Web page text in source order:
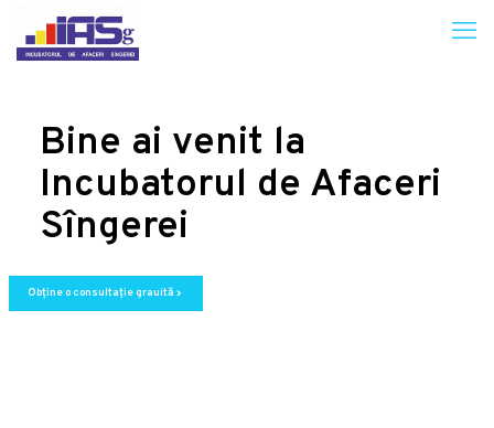
Bine ai venit la
Incubatorul de Afaceri
Sîngerei
Obține o consultație grauită chevron_right